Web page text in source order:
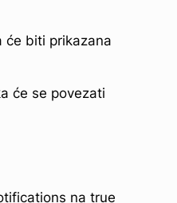
će biti prikazana
će se povezati
na true